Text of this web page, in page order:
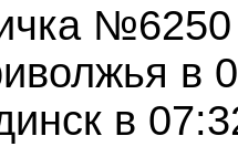
№6250
в
в